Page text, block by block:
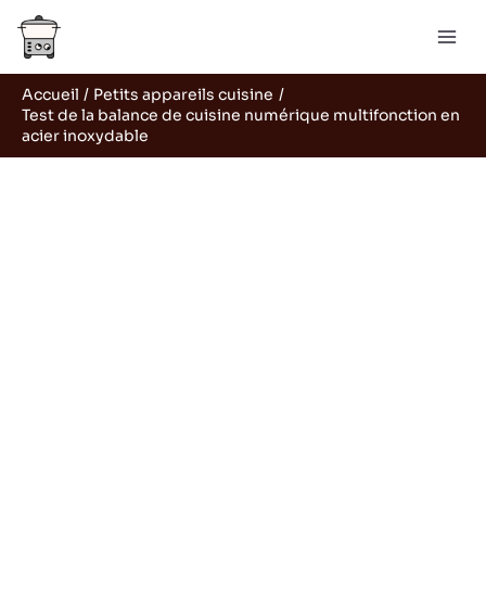
Aller
contenu
Accueil
Petits appareils cuisine
Test de la balance de cuisine numérique multifonction en
acier inoxydable
Rechercher